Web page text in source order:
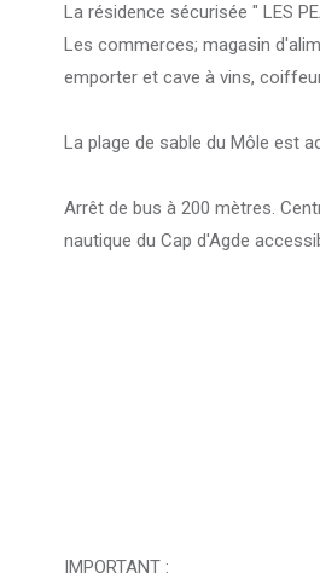
La résidence sécurisée " LES
Les commerces; magasin
emporter et cave à vins,
La plage de sable du Môle est
Arrêt de bus à 200 mètres.
nautique du Cap d'Agde
IMPORTANT :